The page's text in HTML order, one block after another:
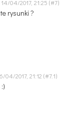
14/04/2017, 21:25
rysunki ?
04/2017, 21:12